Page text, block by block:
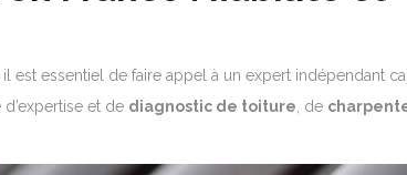
est essentiel de faire appel à un expert indépendant
d’expertise et de diagnostic de toiture , de